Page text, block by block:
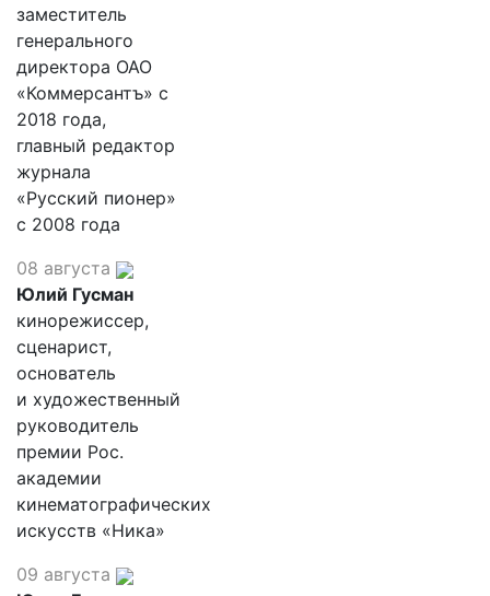
заместитель
генерального
директора ОАО
«Коммерсантъ» с
2018 года,
главный редактор
журнала
«Русский пионер»
с 2008 года
08 августа
Юлий Гусман
кинорежиссер,
сценарист,
основатель
и художественный
руководитель
премии Рос.
академии
кинематографических
искусств «Ника»
09 августа